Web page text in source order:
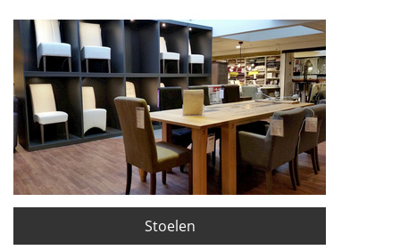
Stoelen